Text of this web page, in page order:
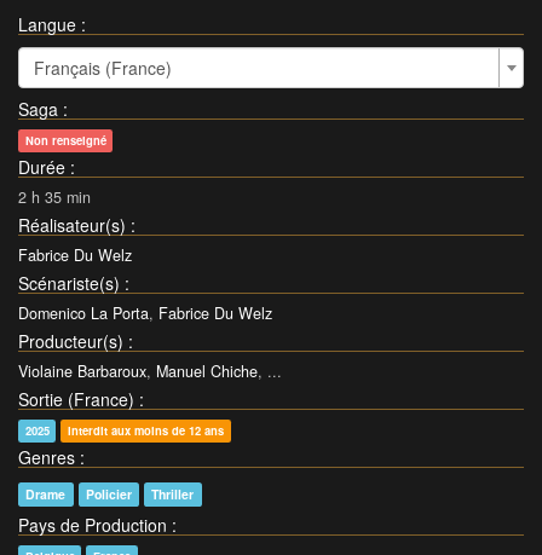
Langue :
Français (France)
Saga :
Non renseigné
Durée :
2 h 35 min
Réalisateur(s) :
Fabrice Du Welz
Scénariste(s) :
Domenico La Porta, Fabrice Du Welz
Producteur(s) :
Violaine Barbaroux, Manuel Chiche, ...
Sortie (France) :
2025 Interdit aux moins de 12 ans
Genres :
Drame Policier Thriller
Pays de Production :